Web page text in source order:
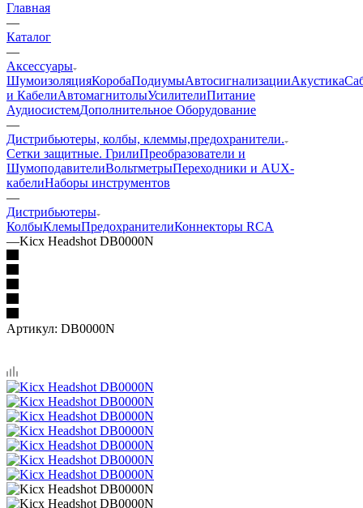
Главная
—
Каталог
—
Аксессуары
ШумоизоляцияКоробаПодиумыАвтосигнализацииАкустика
и КабелиАвтомагнитолыУсилителиПитание
АудиосистемДополнительное Оборудование
—
Дистрибьютеры, колбы, клеммы,предохранители.
Сетки защитные. ГрилиПреобразователи и
ШумоподавителиВольтметрыПереходники и AUX-
кабелиНаборы инструментов
—
Дистрибьютеры
КолбыКлемыПредохранителиКоннекторы RCA
—Kicx Headshot DB0000N
Артикул: DB0000N